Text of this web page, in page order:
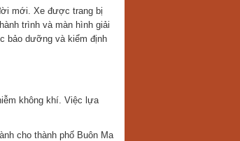
mới. Xe được trang bị
trình và màn hình giải
bảo dưỡng và kiểm định
không khí. Việc lựa
cho thành phố Buôn Ma